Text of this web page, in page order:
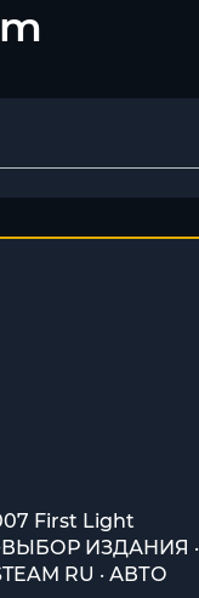
First Light
ИЗДАНИЯ ·
RU · АВТО